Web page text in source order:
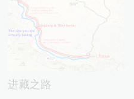
进藏之路